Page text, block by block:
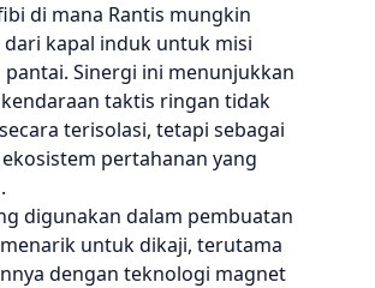
di mana Rantis mungkin
kapal induk untuk misi
Sinergi ini menunjukkan
taktis ringan tidak
terisolasi, tetapi sebagai
pertahanan yang
digunakan dalam pembuatan
untuk dikaji, terutama
dengan teknologi magnet